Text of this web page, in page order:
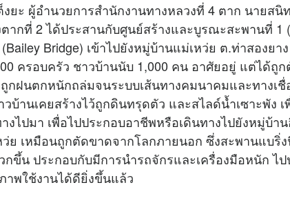
งยะ ผู้อำนวยการสำนักงานทางหลวงที่ 4 ตาก นายสนิ
ากที่ 2 ได้ประสานกับศูนย์สร้างและบูรณะสะพานที่ 1
Bridge) เข้าไปยังหมู่บ้านแม่เหว่ย ต.ท่าสองย
ครอบครัว ชาวบ้านนับ 1,000 คน อาศัยอยู่ แต่ได้ถู
กฝนตกหนักถล่มจนระบบเส้นทางคมนาคมและทางเชื่
บ้านเคยสร้างไว้ถูกดินทรุดตัว และสไลด์น้ำเซาะพัง
งไปมา เพื่อไปประกอบอาชีพหรือเดินทางไปยังหมู่บ้
ย เหมือนถูกตัดขาดจากโลกภายนอก ซึ่งสะพานแบริ่
กขึ้น ประกอบกับมีการนำรถจักรและเครื่องมือหนัก ไป
าพใช้งานได้ดียิ่งขึ้นแล้ว